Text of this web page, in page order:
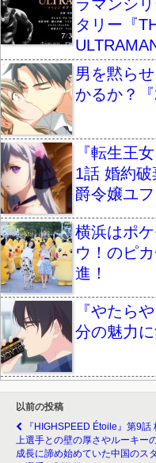
ラマンシ
タリー『
男を黙ら
かるか？
『転生王
1話 婚約
爵令嬢ユ
横浜はポ
ウ！のピ
進！
『やたら
分の魅力
以前の投稿
『HIGHSPEED Étoile』第9話
上選手との壁の厚さやルーキー
成長に諦め始めていた中国のスタ